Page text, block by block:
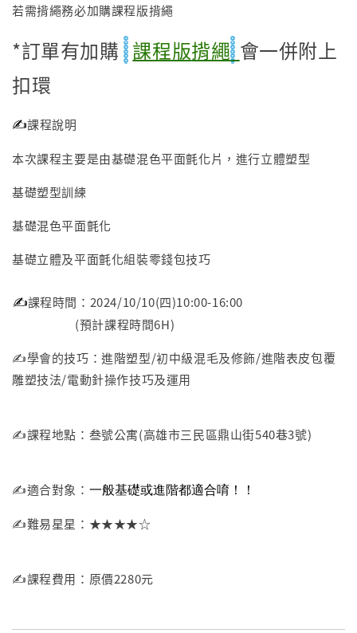
若需揹繩務必加購課程版揹繩
*訂單有加購 課程版揹繩 會一併附上
扣環
✍️課程說明
本次課程主要是由基礎混色平面氈化片，進行立體塑型
基礎塑型訓練
基礎混色平面氈化
基礎立體及平面氈化組裝零錢包技巧
✍️課程時間：2024/10/10(四)10:00-16:00
(預計課程時間6H)
✍️學會的技巧：進階塑型/初中級混毛及修飾/進階表皮包覆
雕塑技法/電動針操作技巧及運用
✍️課程地點：叁號公寓(高雄市三民區鼎山街540巷3號)
✍️適合對象： 一般基礎或進階都適合唷！！
✍️難易星星：★★★★☆
✍️課程費用：原價2280元